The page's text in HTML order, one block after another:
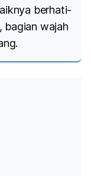
berhati-
bagian wajah